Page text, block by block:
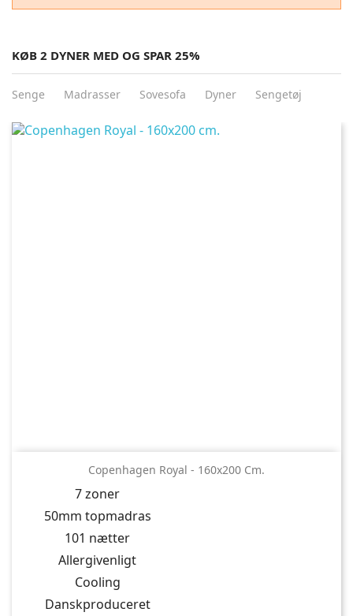
KØB 2 DYNER MED OG SPAR 25%
Senge Madrasser Sovesofa Dyner Sengetøj
Copenhagen Royal - 160x200 Cm.
7 zoner
50mm topmadras
101 nætter
Allergivenligt
Cooling
Danskproduceret